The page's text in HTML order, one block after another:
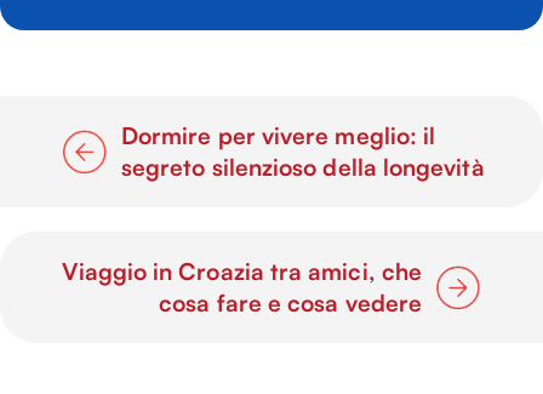
Dormire per vivere meglio: il
segreto silenzioso della longevità
Viaggio in Croazia tra amici, che
cosa fare e cosa vedere